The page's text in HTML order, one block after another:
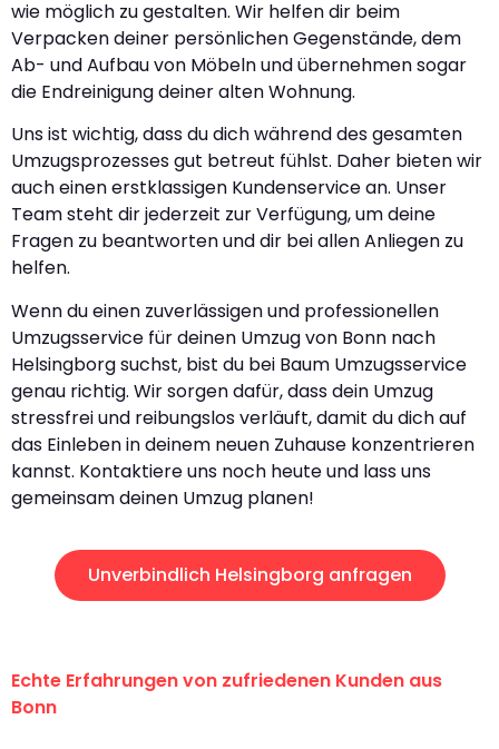
wie möglich zu gestalten. Wir helfen dir beim
Verpacken deiner persönlichen Gegenstände, dem
Ab- und Aufbau von Möbeln und übernehmen sogar
die Endreinigung deiner alten Wohnung.
Uns ist wichtig, dass du dich während des gesamten
Umzugsprozesses gut betreut fühlst. Daher bieten wir
auch einen erstklassigen Kundenservice an. Unser
Team steht dir jederzeit zur Verfügung, um deine
Fragen zu beantworten und dir bei allen Anliegen zu
helfen.
Wenn du einen zuverlässigen und professionellen
Umzugsservice für deinen Umzug von Bonn nach
Helsingborg suchst, bist du bei Baum Umzugsservice
genau richtig. Wir sorgen dafür, dass dein Umzug
stressfrei und reibungslos verläuft, damit du dich auf
das Einleben in deinem neuen Zuhause konzentrieren
kannst. Kontaktiere uns noch heute und lass uns
gemeinsam deinen Umzug planen!
Unverbindlich Helsingborg anfragen
Echte Erfahrungen von zufriedenen Kunden aus
Bonn